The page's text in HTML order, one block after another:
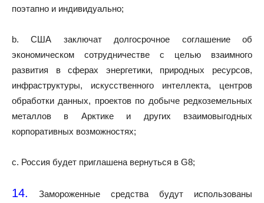
поэтапно и индивидуально;
b. США заключат долгосрочное соглашение об
экономическом сотрудничестве с целью взаимного
развития в сферах энергетики, природных ресурсов,
инфраструктуры, искусственного интеллекта, центров
обработки данных, проектов по добыче редкоземельных
металлов в Арктике и других взаимовыгодных
корпоративных возможностях;
c. Россия будет приглашена вернуться в G8;
14.
Замороженные средства будут использованы